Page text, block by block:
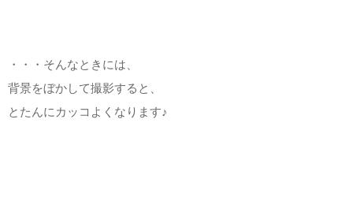
・・・そんなときには、
背景をぼかして撮影すると、
とたんにカッコよくなります♪